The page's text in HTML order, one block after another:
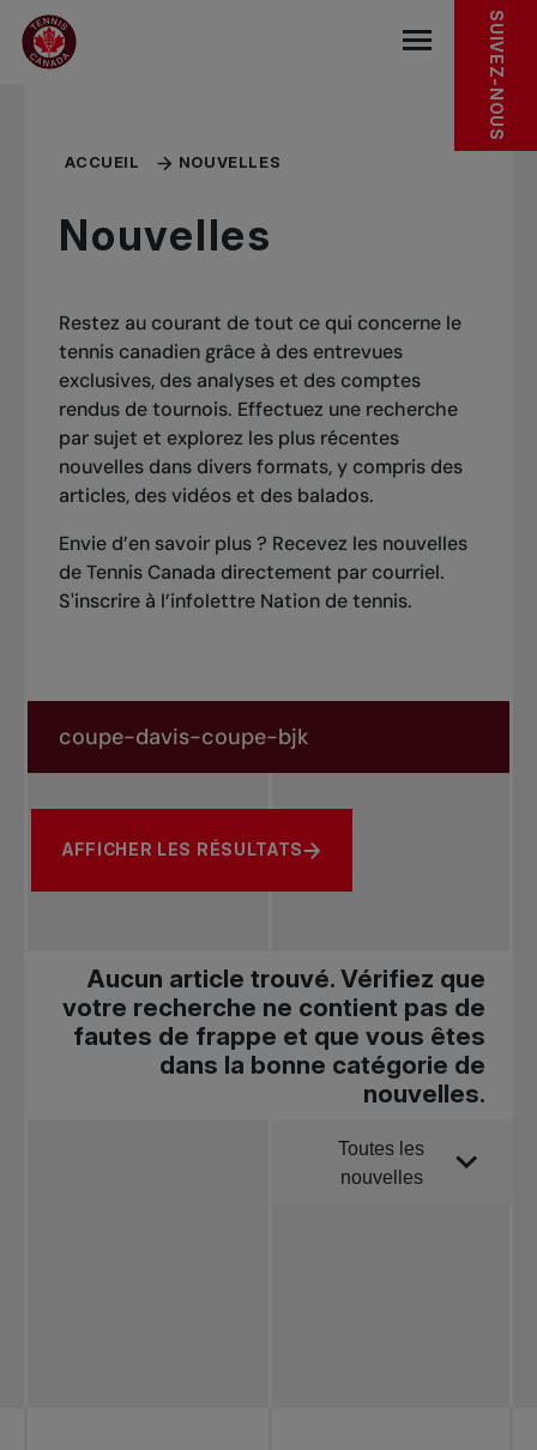
Sauter au menu principal
Sauter au contenu principal
Sauter au pied de page SUIVEZ-NOUS
ACCUEIL NOUVELLES
Nouvelles
Restez au courant de tout ce qui concerne le
tennis canadien grâce à des entrevues
exclusives, des analyses et des comptes
rendus de tournois. Effectuez une recherche
par sujet et explorez les plus récentes
nouvelles dans divers formats, y compris des
articles, des vidéos et des balados.
Envie d’en savoir plus ? Recevez les nouvelles
de Tennis Canada directement par courriel.
S'inscrire à l’infolettre Nation de tennis.
Rechercher par sujet, joueur ou autre
AFFICHER LES RÉSULTATS
Aucun article trouvé. Vérifiez que
votre recherche ne contient pas de
fautes de frappe et que vous êtes
dans la bonne catégorie de
nouvelles.
Trier parToutes les
nouvelles